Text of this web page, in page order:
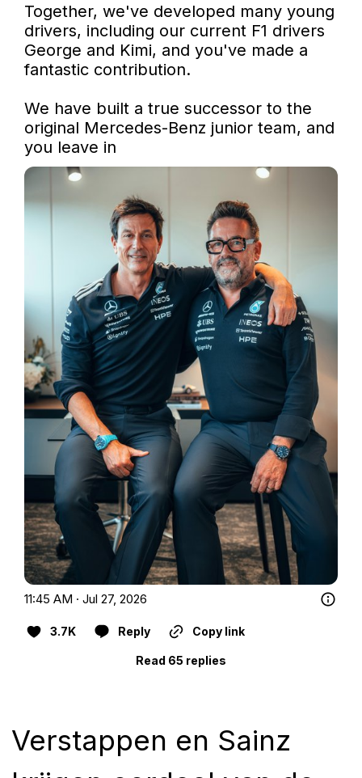
Together, we've developed many young
drivers, including our current F1 drivers
George and Kimi, and you've made a
fantastic contribution.
We have built a true successor to the
original Mercedes-Benz junior team, and
you leave in
11:45 AM · Jul 27, 2026
3.7K Reply Copy link
Read 65 replies
Verstappen en Sainz